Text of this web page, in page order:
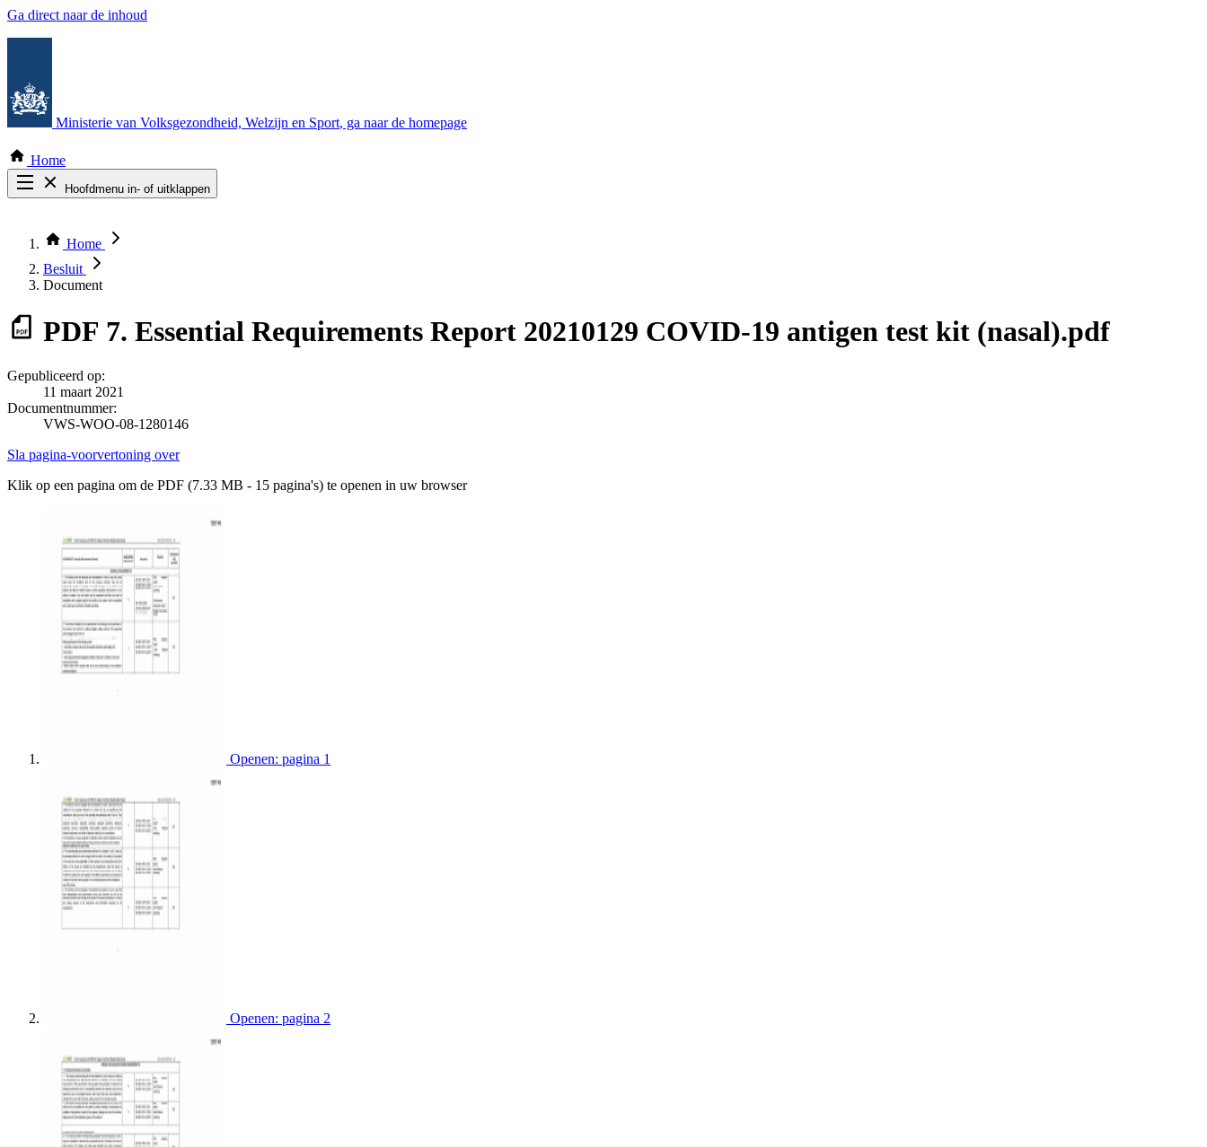
Ga direct naar de inhoud
Ministerie van Volksgezondheid, Welzijn en Sport, ga naar de homepage
Home
Hoofdmenu in- of uitklappen
Thema COVID-19
Bekijk per bestuursorgaan
Home
Besluit
Document
PDF 7. Essential Requirements Report 20210129 COVID-19 antigen test kit (nasal).pdf
Gepubliceerd op:
11 maart 2021
Documentnummer:
VWS-WOO-08-1280146
Sla pagina-voorvertoning over
Klik op een pagina om de PDF (7.33 MB - 15 pagina's) te openen in uw browser
Openen: pagina 1
Openen: pagina 2